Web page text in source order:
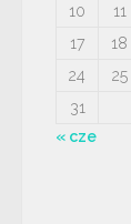
10
11
17
18
24
25
31
« cze